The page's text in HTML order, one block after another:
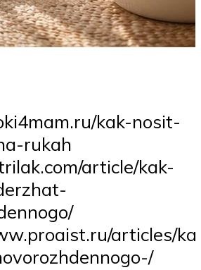
kak-nosit-
rukah
article/kak-
articles/